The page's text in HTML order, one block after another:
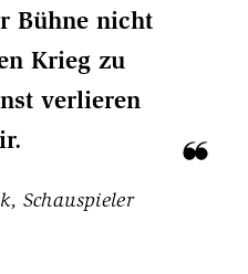
Bühne nicht
Krieg zu
verlieren
Schauspieler